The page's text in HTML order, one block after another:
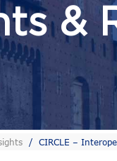
&
/ CIRCLE –